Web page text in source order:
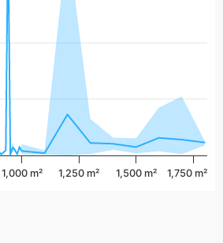
1,000 m² 1,250 m² 1,500 m² 1,750 m²